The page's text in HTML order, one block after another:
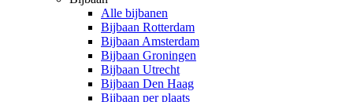
Alle bijbanen
Bijbaan Rotterdam
Bijbaan Amsterdam
Bijbaan Groningen
Bijbaan Utrecht
Bijbaan Den Haag
Bijbaan per plaats